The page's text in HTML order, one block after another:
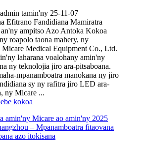
tamin'ny 25-11-07
Efitrano Fandidiana Mamiratra
ampitso Azo Antoka Kokoa
roapolo taona mahery, ny
Micare Medical Equipment Co., Ltd.
laharana voalohany amin'ny
ny teknolojia jiro ara-pitsaboana.
mpanamboatra manokana ny jiro
sy ny rafitra jiro LED ara-
ny Micare ...
kokoa